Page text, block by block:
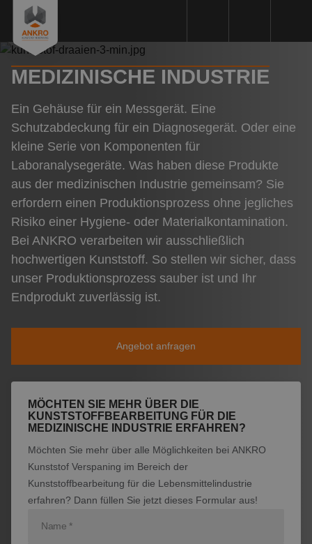
Kunststoffbearbeitung
Maschinenpark
Nachhaltigkeit
Qualität
Angebotsanfrage
Uber uns
Referenzen
Aktuelles
Produkte
MEDIZINISCHE INDUSTRIE
Ein Gehäuse für ein Messgerät. Eine
Schutzabdeckung für ein Diagnosegerät. Oder eine
kleine Serie von Komponenten für
Laboranalysegeräte. Was haben diese Produkte
aus der medizinischen Industrie gemeinsam? Sie
erfordern einen Produktionsprozess ohne jegliches
Risiko einer Hygiene- oder Materialkontamination.
Bei ANKRO verarbeiten wir ausschließlich
hochwertigen Kunststoff. So stellen wir sicher, dass
unser Produktionsprozess sauber ist und Ihr
Endprodukt zuverlässig ist.
Angebot anfragen
MÖCHTEN SIE MEHR ÜBER DIE
KUNSTSTOFFBEARBEITUNG FÜR DIE
MEDIZINISCHE INDUSTRIE ERFAHREN?
Möchten Sie mehr über alle Möglichkeiten bei ANKRO
Kunststof Verspaning im Bereich der
Kunststoffbearbeitung für die Lebensmittelindustrie
erfahren? Dann füllen Sie jetzt dieses Formular aus!